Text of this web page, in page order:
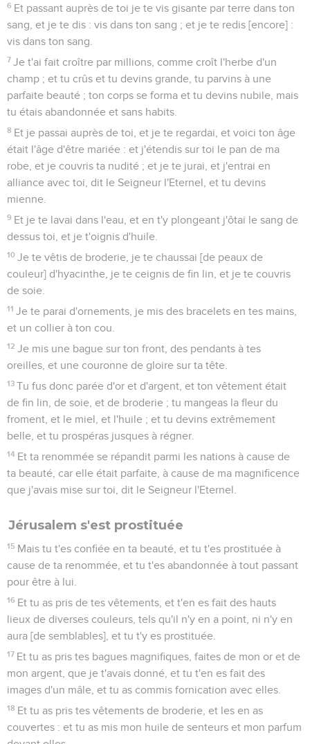
6 Et passant auprès de toi je te vis gisante par terre dans ton
sang, et je te dis : vis dans ton sang ; et je te redis [encore] :
vis dans ton sang.
7 Je t'ai fait croître par millions, comme croît l'herbe d'un
champ ; et tu crûs et tu devins grande, tu parvins à une
parfaite beauté ; ton corps se forma et tu devins nubile, mais
tu étais abandonnée et sans habits.
8 Et je passai auprès de toi, et je te regardai, et voici ton âge
était l'âge d'être mariée : et j'étendis sur toi le pan de ma
robe, et je couvris ta nudité ; et je te jurai, et j'entrai en
alliance avec toi, dit le Seigneur l'Eternel, et tu devins
mienne.
9 Et je te lavai dans l'eau, et en t'y plongeant j'ôtai le sang de
dessus toi, et je t'oignis d'huile.
10 Je te vêtis de broderie, je te chaussai [de peaux de
couleur] d'hyacinthe, je te ceignis de fin lin, et je te couvris
de soie.
11 Je te parai d'ornements, je mis des bracelets en tes mains,
et un collier à ton cou.
12 Je mis une bague sur ton front, des pendants à tes
oreilles, et une couronne de gloire sur ta tête.
13 Tu fus donc parée d'or et d'argent, et ton vêtement était
de fin lin, de soie, et de broderie ; tu mangeas la fleur du
froment, et le miel, et l'huile ; et tu devins extrêmement
belle, et tu prospéras jusques à régner.
14 Et ta renommée se répandit parmi les nations à cause de
ta beauté, car elle était parfaite, à cause de ma magnificence
que j'avais mise sur toi, dit le Seigneur l'Eternel.
Jérusalem s'est prostituée
15 Mais tu t'es confiée en ta beauté, et tu t'es prostituée à
cause de ta renommée, et tu t'es abandonnée à tout passant
pour être à lui.
16 Et tu as pris de tes vêtements, et t'en es fait des hauts
lieux de diverses couleurs, tels qu'il n'y en a point, ni n'y en
aura [de semblables], et tu t'y es prostituée.
17 Et tu as pris tes bagues magnifiques, faites de mon or et de
mon argent, que je t'avais donné, et tu t'en es fait des
images d'un mâle, et tu as commis fornication avec elles.
18 Et tu as pris tes vêtements de broderie, et les en as
couvertes : et tu as mis mon huile de senteurs et mon parfum